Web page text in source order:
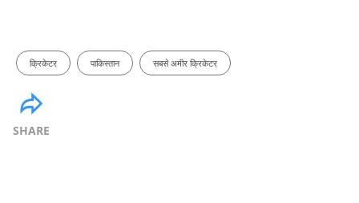
क्रिकेटर पाकिस्तान सबसे अमीर क्रिकेटर
SHARE